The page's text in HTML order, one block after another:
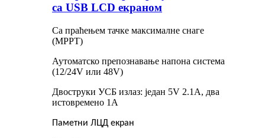
са USB LCD екраном
Са праћењем тачке максималне снаге
(MPPT)
Аутоматско препознавање напона система
(12/24V или 48V)
Двоструки УСБ излаз: један 5V 2.1A, два
истовремено 1A
Паметни ЛЦД екран